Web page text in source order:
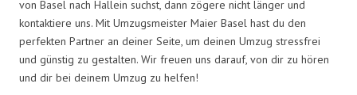
von Basel nach Hallein suchst, dann zögere nicht länger und
kontaktiere uns. Mit Umzugsmeister Maier Basel hast du den
perfekten Partner an deiner Seite, um deinen Umzug stressfrei
und günstig zu gestalten. Wir freuen uns darauf, von dir zu hören
und dir bei deinem Umzug zu helfen!